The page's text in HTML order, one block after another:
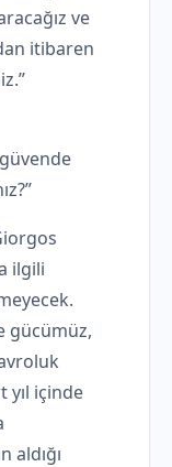
ve
itibaren
ilgili
gücümüz,
yıl içinde
aldığı